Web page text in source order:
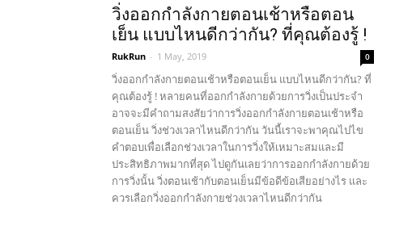
วิ่งออกกําลังกายตอนเช้าหรือตอน
เย็น แบบไหนดีกว่ากัน? ที่คุณต้องรู้ !
RukRun - 1 May, 2019 0
วิ่งออกกําลังกายตอนเช้าหรือตอนเย็น แบบไหนดีกว่ากัน? ที่
คุณต้องรู้ ! หลายคนที่ออกกำลังกายด้วยการวิ่งเป็นประจำ
อาจจะมีคำถามสงสัยว่าการวิ่งออกกําลังกายตอนเช้าหรือ
ตอนเย็น วิ่งช่วงเวลาไหนดีกว่ากัน วันนี้เราจะพาคุณไปไข
คำตอบเพื่อเลือกช่วงเวลาในการวิ่งให้เหมาะสมและมี
ประสิทธิภาพมากที่สุด ไปดูกันเลยว่าการออกกำลังกายด้วย
การวิ่งนั้น วิ่งตอนเช้ากับตอนเย็นมีข้อดีข้อเสียอย่างไร และ
ควรเลือกวิ่งออกกําลังกายช่วงเวลาไหนดีกว่ากัน